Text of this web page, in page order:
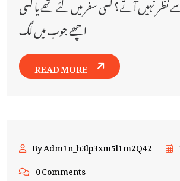
اچھے جوب میں لگ
READ MORE
By Adm1n_h3lp3xm5l1m2Q42
0 Comments